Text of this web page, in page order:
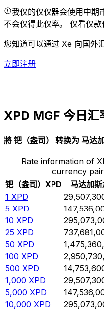
我仅的仅仅器会使用中期
不会仅得此仅率。 仅看仅款
您知道可以通过 Xe 向国外
立即注册
XPD MGF 今日汇
將 钯（盎司） 转换为 马达
Rate information of
currency pair
钯（盎司） XPD 马达加
1 XPD
5 XPD
10 XPD
25 XPD
50 XPD
100 XPD
500 XPD
1,000 XPD
5,000 XPD
10,000 XPD